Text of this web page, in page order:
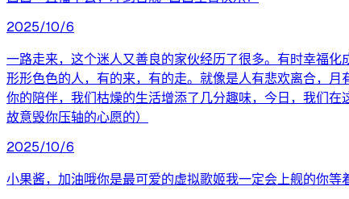
2025/10/6
一路走来，这个迷人又善良的家伙经历了很多。有时幸福
形形色色的人，有的来，有的走。就像是人有悲欢离合，
你的陪伴，我们枯燥的生活增添了几分趣味，今日，我们
故意毁你压轴的心愿的）
2025/10/6
小果酱，加油哦你是最可爱的虚拟歌姬我一定会上舰的你等